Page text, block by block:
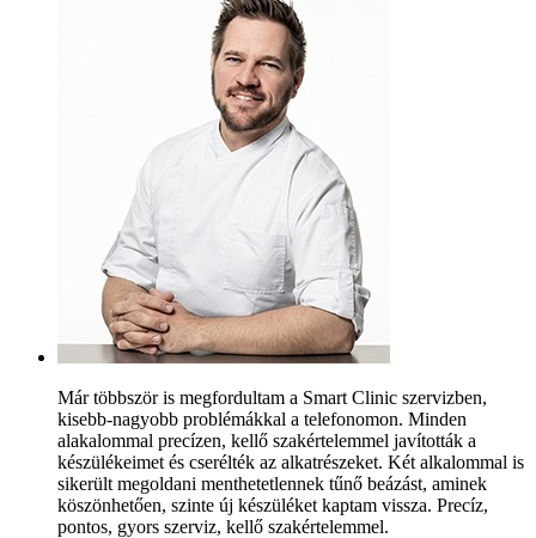
Már többször is megfordultam a Smart Clinic szervizben,
kisebb-nagyobb problémákkal a telefonomon. Minden
alakalommal precízen, kellő szakértelemmel javították a
készülékeimet és cserélték az alkatrészeket. Két alkalommal is
sikerült megoldani menthetetlennek tűnő beázást, aminek
köszönhetően, szinte új készüléket kaptam vissza. Precíz,
pontos, gyors szerviz, kellő szakértelemmel.